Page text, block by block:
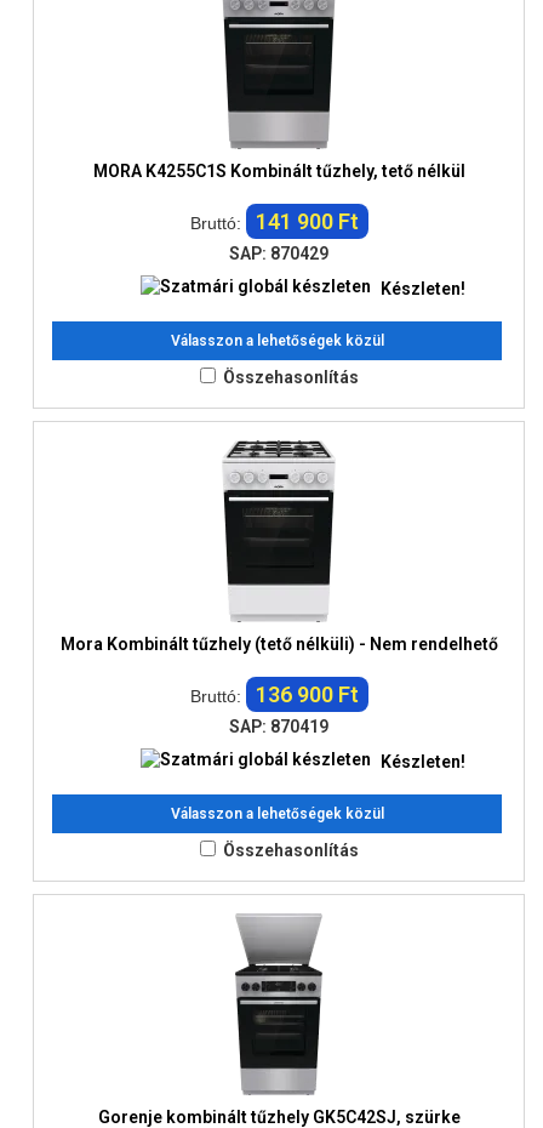
MORA K4255C1S Kombinált tűzhely, tető nélkül
Bruttó: 141 900 Ft
SAP: 870429
Készleten!
Válasszon a lehetőségek közül
Összehasonlítás
Mora Kombinált tűzhely (tető nélküli) - Nem rendelhető
Bruttó: 136 900 Ft
SAP: 870419
Készleten!
Válasszon a lehetőségek közül
Összehasonlítás
Gorenje kombinált tűzhely GK5C42SJ, szürke